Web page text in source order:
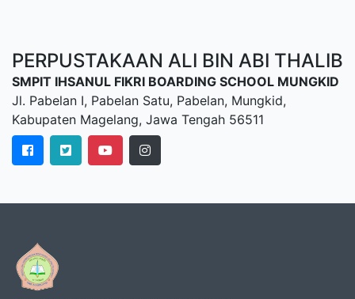
PERPUSTAKAAN ALI BIN ABI THALIB
SMPIT IHSANUL FIKRI BOARDING SCHOOL MUNGKID
Jl. Pabelan I, Pabelan Satu, Pabelan, Mungkid,
Kabupaten Magelang, Jawa Tengah 56511